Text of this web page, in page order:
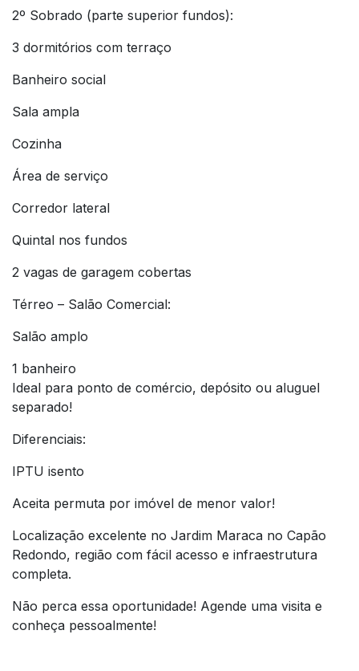
2º Sobrado (parte superior fundos):
3 dormitórios com terraço
Banheiro social
Sala ampla
Cozinha
Área de serviço
Corredor lateral
Quintal nos fundos
2 vagas de garagem cobertas
Térreo – Salão Comercial:
Salão amplo
1 banheiro
Ideal para ponto de comércio, depósito ou aluguel
separado!
Diferenciais:
IPTU isento
Aceita permuta por imóvel de menor valor!
Localização excelente no Jardim Maraca no Capão
Redondo, região com fácil acesso e infraestrutura
completa.
Não perca essa oportunidade! Agende uma visita e
conheça pessoalmente!